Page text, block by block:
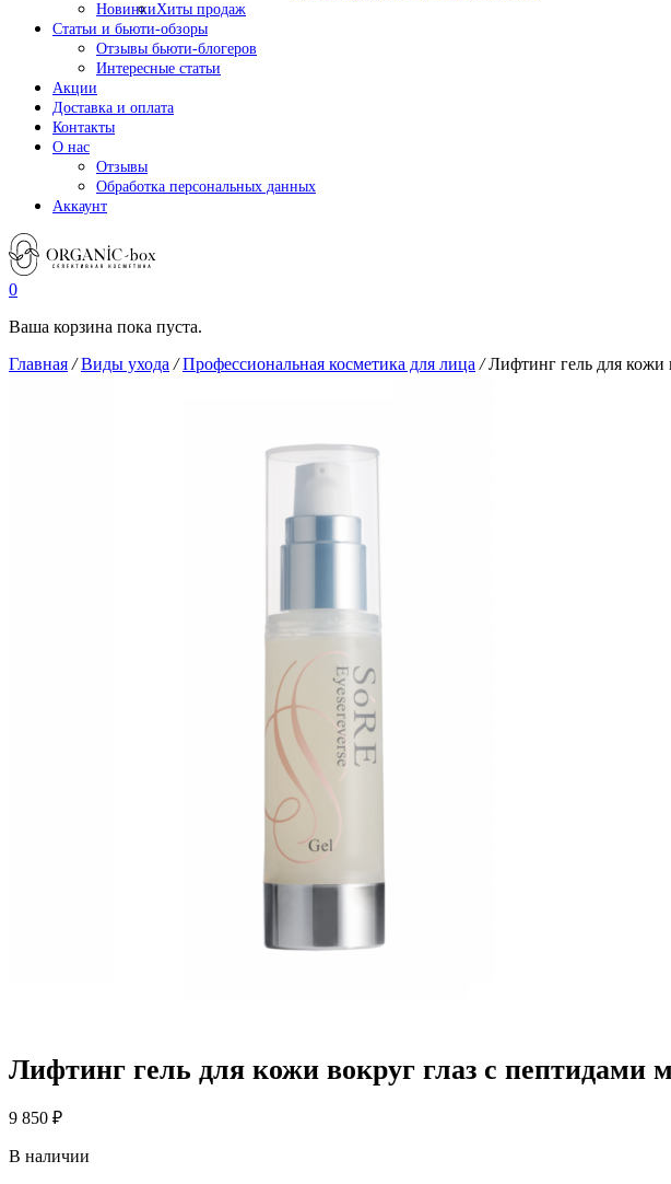
НовинкиХиты продаж
Статьи и бьюти-обзоры
Отзывы бьюти-блогеров
Интересные статьи
Акции
Доставка и оплата
Контакты
О нас
Отзывы
Обработка персональных данных
Аккаунт
0
Ваша корзина пока пуста.
Главная /Виды ухода /Профессиональная косметика для лица /Лифтинг гель для кожи
Лифтинг гель для кожи вокруг глаз с пептидами
9 850 ₽
В наличии